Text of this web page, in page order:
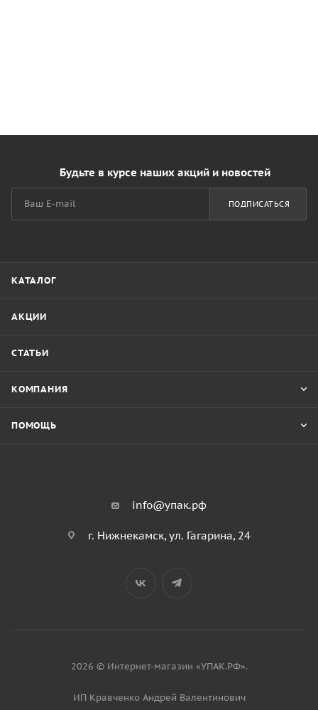
Будьте в курсе наших акций и новостей
ПОДПИСАТЬСЯ
КАТАЛОГ
АКЦИИ
СТАТЬИ
КОМПАНИЯ
ПОМОЩЬ
info@упак.рф
г. Нижнекамск, ул. Гагарина, 24
2026 © Интернет-магазин «УПАК.РФ».
ИП Кравченко Андрей Валентинович